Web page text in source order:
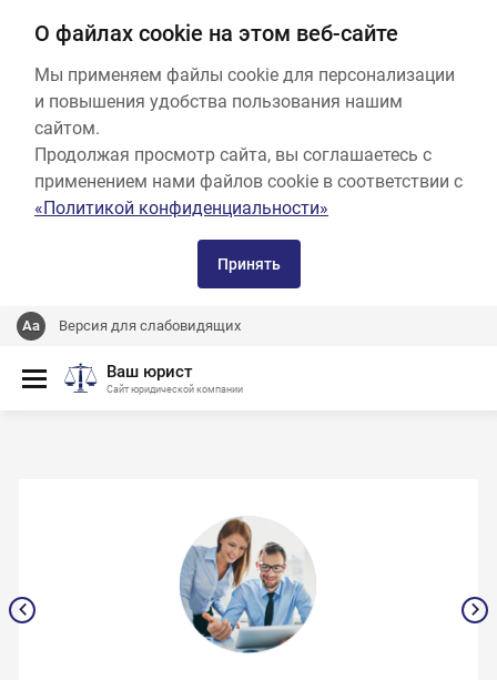
О файлах cookie на этом веб-сайте
Мы применяем файлы cookie для персонализации
и повышения удобства пользования нашим
сайтом.
Продолжая просмотр сайта, вы соглашаетесь с
применением нами файлов cookie в соответствии с
«Политикой конфиденциальности»
Принять
Версия для слабовидящих
Ваш юрист
Сайт юридической компании